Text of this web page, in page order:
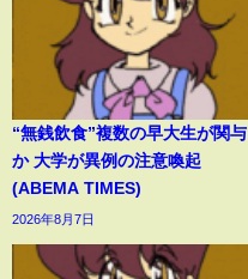
“無銭飲食”複数の早大生が関与
か 大学が異例の注意喚起
(ABEMA TIMES)
2026年8月7日